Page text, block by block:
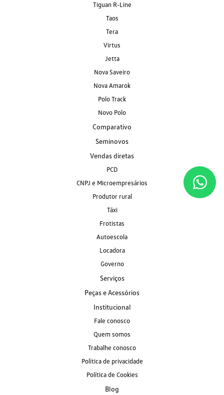
Tiguan R-Line
Taos
Tera
Virtus
Jetta
Nova Saveiro
Nova Amarok
Polo Track
Novo Polo
Comparativo
Seminovos
Vendas diretas
PCD
CNPJ e Microempresários
Produtor rural
Táxi
Frotistas
Autoescola
Locadora
Governo
Serviços
Peças e Acessórios
Institucional
Fale conosco
Quem somos
Trabalhe conosco
Política de privacidade
Política de Cookies
Blog